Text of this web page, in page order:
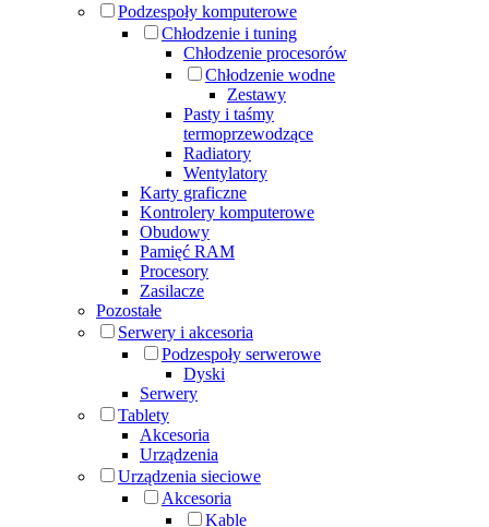
Podzespoły komputerowe
Chłodzenie i tuning
Chłodzenie procesorów
Chłodzenie wodne
Zestawy
Pasty i taśmy
termoprzewodzące
Radiatory
Wentylatory
Karty graficzne
Kontrolery komputerowe
Obudowy
Pamięć RAM
Procesory
Zasilacze
Pozostałe
Serwery i akcesoria
Podzespoły serwerowe
Dyski
Serwery
Tablety
Akcesoria
Urządzenia
Urządzenia sieciowe
Akcesoria
Kable